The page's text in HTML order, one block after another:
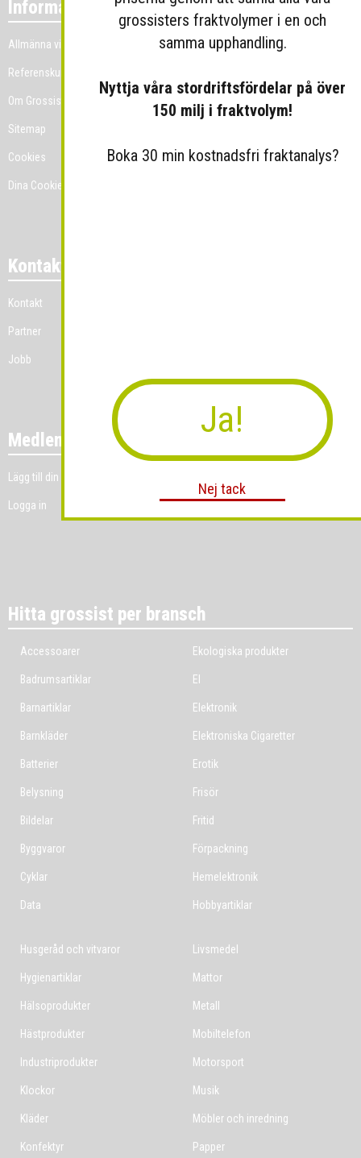
Information
Allmänna villkor
Referenskunder
Om Grossist.se
Sitemap
Cookies
Dina Cookie-prefenser
Kontakt
Kontakt
Partner
Jobb
Medlemmar
Lägg till din grossistverksamhet
Logga in
Hitta grossist per bransch
Accessoarer
Badrumsartiklar
Barnartiklar
Barnkläder
Batterier
Belysning
Bildelar
Byggvaror
Cyklar
Data
Ekologiska produkter
El
Elektronik
Elektroniska Cigaretter
Erotik
Frisör
Fritid
Förpackning
Hemelektronik
Hobbyartiklar
Husgeråd och vitvaror
Hygienartiklar
Hälsoprodukter
Hästprodukter
Industriprodukter
Klockor
Kläder
Konfektyr
Livsmedel
Mattor
Metall
Mobiltelefon
Motorsport
Musik
Möbler och inredning
Papper
grossisters fraktvolymer i en och
samma upphandling.
Nyttja våra stordriftsfördelar på över
150 milj i fraktvolym!
Boka 30 min kostnadsfri fraktanalys?
Ja!
Nej tack